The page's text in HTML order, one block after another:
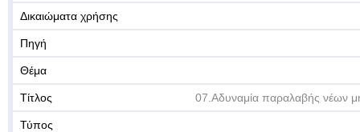
Δικαιώματα χρήσης
Πηγή
Θέμα
Τίτλος 07.Αδυναμία παραλαβής νέων
Τύπος